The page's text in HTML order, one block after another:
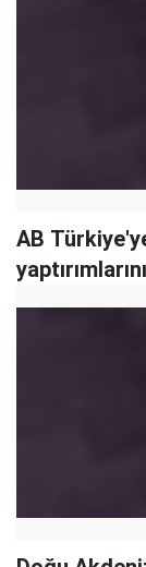
AB